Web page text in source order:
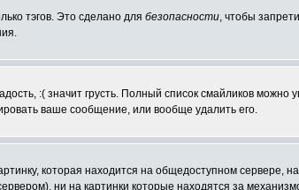
тэгов. Это сделано для безопасности, чтобы
:( значит грусть. Полный список смайликов можно
ваше сообщение, или вообще удалить его.
которая находится на общедоступном сервере,
ни на картинки которые находятся за